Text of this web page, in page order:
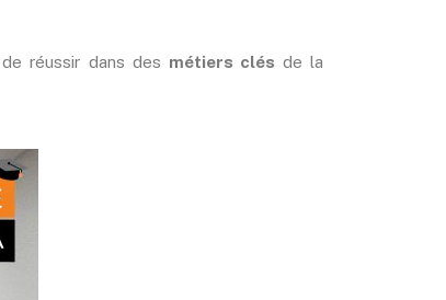
réussir dans des métiers clés de la